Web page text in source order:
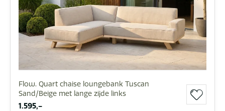
Flow. Quart chaise loungebank Tuscan
Sand/Beige met lange zijde links
1.595,-